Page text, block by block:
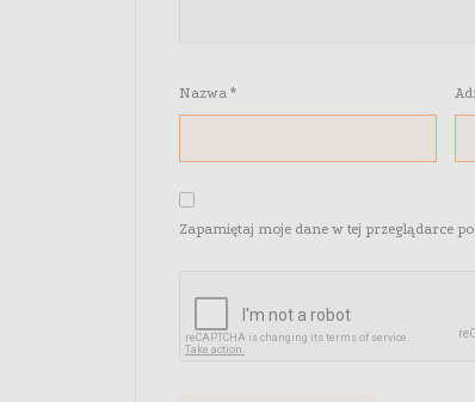
Nazwa *
Zapamiętaj moje dane w tej przeglądarce